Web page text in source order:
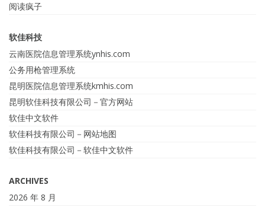
阅读疯子
软佳科技
云南医院信息管理系统ynhis.com
公务用枪管理系统
昆明医院信息管理系统kmhis.com
昆明软佳科技有限公司－官方网站
软佳中文软件
软佳科技有限公司－网站地图
软佳科技有限公司－软佳中文软件
ARCHIVES
2026 年 8 月